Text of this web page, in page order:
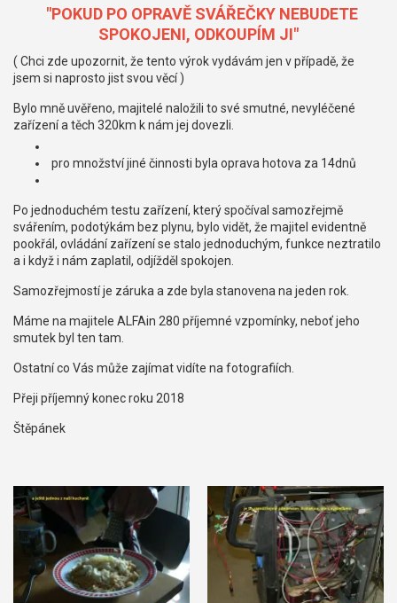
"POKUD PO OPRAVĚ SVÁŘEČKY NEBUDETE
SPOKOJENI, ODKOUPÍM JI"
( Chci zde upozornit, že tento výrok vydávám jen v případě, že
jsem si naprosto jist svou věcí )
Bylo mně uvěřeno, majitelé naložili to své smutné, nevyléčené
zařízení a těch 320km k nám jej dovezli.
pro množství jiné činnosti byla oprava hotova za 14dnů
Po jednoduchém testu zařízení, který spočíval samozřejmě
svářením, podotýkám bez plynu, bylo vidět, že majitel evidentně
pookřál, ovládání zařízení se stalo jednoduchým, funkce neztratilo
a i když i nám zaplatil, odjížděl spokojen.
Samozřejmostí je záruka a zde byla stanovena na jeden rok.
Máme na majitele ALFAin 280 příjemné vzpomínky, neboť jeho
smutek byl ten tam.
Ostatní co Vás může zajímat vidíte na fotografiích.
Přeji příjemný konec roku 2018
Štěpánek